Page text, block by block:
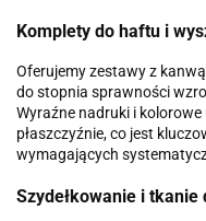
Komplety do haftu i
Oferujemy zestawy z
do stopnia sprawności
Wyraźne nadruki i
płaszczyźnie, co jest
wymagających
Szydełkowanie i